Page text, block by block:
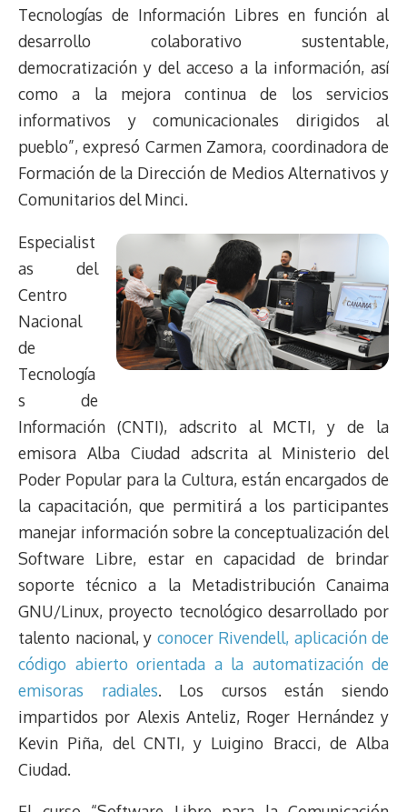
Tecnologías de Información Libres en función al
desarrollo colaborativo sustentable,
democratización y del acceso a la información, así
como a la mejora continua de los servicios
informativos y comunicacionales dirigidos al
pueblo”, expresó Carmen Zamora, coordinadora de
Formación de la Dirección de Medios Alternativos y
Comunitarios del Minci.
Especialist
as del
Centro
Nacional
de
Tecnología
s de
Información (CNTI), adscrito al MCTI, y de la
emisora Alba Ciudad adscrita al Ministerio del
Poder Popular para la Cultura, están encargados de
la capacitación, que permitirá a los participantes
manejar información sobre la conceptualización del
Software Libre, estar en capacidad de brindar
soporte técnico a la Metadistribución Canaima
GNU/Linux, proyecto tecnológico desarrollado por
talento nacional, y conocer Rivendell, aplicación de
código abierto orientada a la automatización de
emisoras radiales. Los cursos están siendo
impartidos por Alexis Anteliz, Roger Hernández y
Kevin Piña, del CNTI, y Luigino Bracci, de Alba
Ciudad.